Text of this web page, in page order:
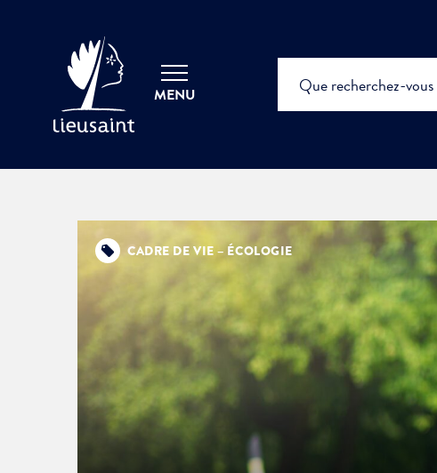
MENU
INFOS
Enfance & jeunesse
Famille
Élus du conseil municipal
Ville bienveillante
CADRE DE VIE – ÉCOLOGIE